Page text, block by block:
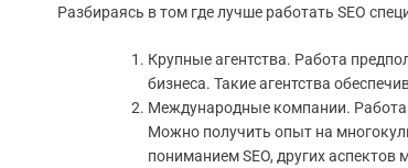
Разбираясь в том где лучше работать SEO
Крупные агентства. Работа
бизнеса. Такие агентства
Международные компании. Работа
Можно получить опыт на
пониманием SEO, других аспектов